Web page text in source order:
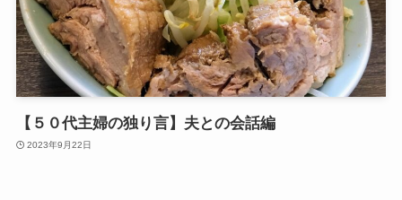
【５０代主婦の独り言】夫との会話編
2023年9月22日